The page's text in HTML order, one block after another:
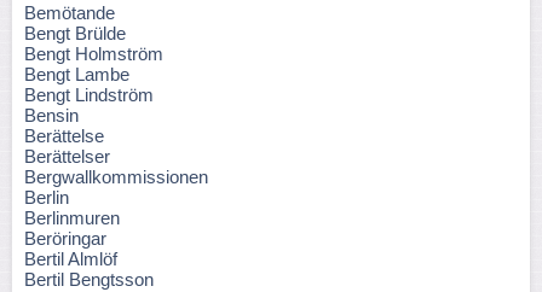
Bemötande
Bengt Brülde
Bengt Holmström
Bengt Lambe
Bengt Lindström
Bensin
Berättelse
Berättelser
Bergwallkommissionen
Berlin
Berlinmuren
Beröringar
Bertil Almlöf
Bertil Bengtsson